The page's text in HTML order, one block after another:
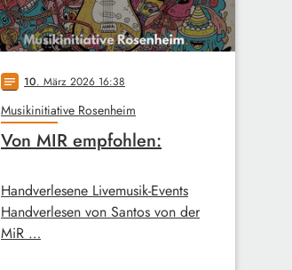
notes 10. März 2026 16:38
Musikinitiative Rosenheim
Von MIR empfohlen:
Handverlesene Livemusik-Events
Handverlesen von Santos von der
MiR …